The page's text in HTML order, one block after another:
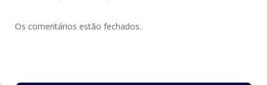
Os comentários estão fechados.